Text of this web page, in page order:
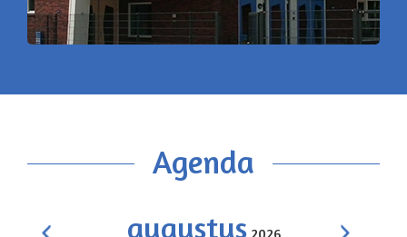
Agenda
augustus